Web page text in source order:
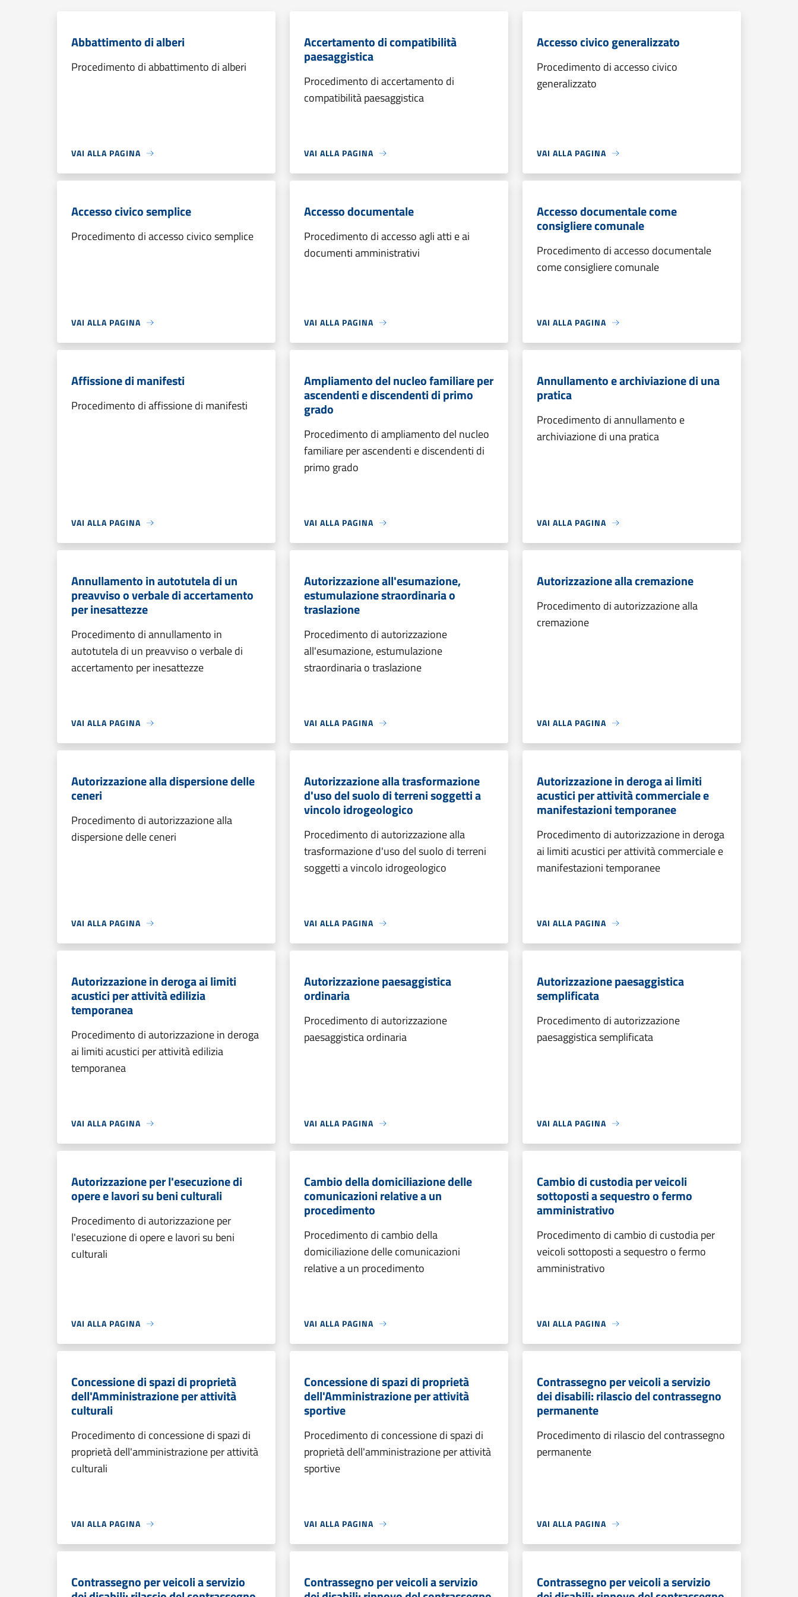
Abbattimento di alberi
Procedimento di abbattimento di alberi
VAI ALLA PAGINA
Accertamento di compatibilità
paesaggistica
Procedimento di accertamento di
compatibilità paesaggistica
VAI ALLA PAGINA
Accesso civico generalizzato
Procedimento di accesso civico
generalizzato
VAI ALLA PAGINA
Accesso civico semplice
Procedimento di accesso civico semplice
VAI ALLA PAGINA
Accesso documentale
Procedimento di accesso agli atti e ai
documenti amministrativi
VAI ALLA PAGINA
Accesso documentale come
consigliere comunale
Procedimento di accesso documentale
come consigliere comunale
VAI ALLA PAGINA
Affissione di manifesti
Procedimento di affissione di manifesti
VAI ALLA PAGINA
Ampliamento del nucleo familiare per
ascendenti e discendenti di primo
grado
Procedimento di ampliamento del nucleo
familiare per ascendenti e discendenti di
primo grado
VAI ALLA PAGINA
Annullamento e archiviazione di una
pratica
Procedimento di annullamento e
archiviazione di una pratica
VAI ALLA PAGINA
Annullamento in autotutela di un
preavviso o verbale di accertamento
per inesattezze
Procedimento di annullamento in
autotutela di un preavviso o verbale di
accertamento per inesattezze
VAI ALLA PAGINA
Autorizzazione all'esumazione,
estumulazione straordinaria o
traslazione
Procedimento di autorizzazione
all'esumazione, estumulazione
straordinaria o traslazione
VAI ALLA PAGINA
Autorizzazione alla cremazione
Procedimento di autorizzazione alla
cremazione
VAI ALLA PAGINA
Autorizzazione alla dispersione delle
ceneri
Procedimento di autorizzazione alla
dispersione delle ceneri
VAI ALLA PAGINA
Autorizzazione alla trasformazione
d'uso del suolo di terreni soggetti a
vincolo idrogeologico
Procedimento di autorizzazione alla
trasformazione d'uso del suolo di terreni
soggetti a vincolo idrogeologico
VAI ALLA PAGINA
Autorizzazione in deroga ai limiti
acustici per attività commerciale e
manifestazioni temporanee
Procedimento di autorizzazione in deroga
ai limiti acustici per attività commerciale e
manifestazioni temporanee
VAI ALLA PAGINA
Autorizzazione in deroga ai limiti
acustici per attività edilizia
temporanea
Procedimento di autorizzazione in deroga
ai limiti acustici per attività edilizia
temporanea
VAI ALLA PAGINA
Autorizzazione paesaggistica
ordinaria
Procedimento di autorizzazione
paesaggistica ordinaria
VAI ALLA PAGINA
Autorizzazione paesaggistica
semplificata
Procedimento di autorizzazione
paesaggistica semplificata
VAI ALLA PAGINA
Autorizzazione per l'esecuzione di
opere e lavori su beni culturali
Procedimento di autorizzazione per
l'esecuzione di opere e lavori su beni
culturali
VAI ALLA PAGINA
Cambio della domiciliazione delle
comunicazioni relative a un
procedimento
Procedimento di cambio della
domiciliazione delle comunicazioni
relative a un procedimento
VAI ALLA PAGINA
Cambio di custodia per veicoli
sottoposti a sequestro o fermo
amministrativo
Procedimento di cambio di custodia per
veicoli sottoposti a sequestro o fermo
amministrativo
VAI ALLA PAGINA
Concessione di spazi di proprietà
dell'Amministrazione per attività
culturali
Procedimento di concessione di spazi di
proprietà dell'amministrazione per attività
culturali
VAI ALLA PAGINA
Concessione di spazi di proprietà
dell'Amministrazione per attività
sportive
Procedimento di concessione di spazi di
proprietà dell'amministrazione per attività
sportive
VAI ALLA PAGINA
Contrassegno per veicoli a servizio
dei disabili: rilascio del contrassegno
permanente
Procedimento di rilascio del contrassegno
permanente
VAI ALLA PAGINA
Contrassegno per veicoli a servizio Contrassegno per veicoli a servizio Contrassegno per veicoli a servizio